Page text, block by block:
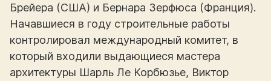
Брейера (США) и Бернара Зерфюса (Франция).
Начавшиеся в году строительные работы
контролировал международный комитет, в
который входили выдающиеся мастера
архитектуры Шарль Ле Корбюзье, Виктор